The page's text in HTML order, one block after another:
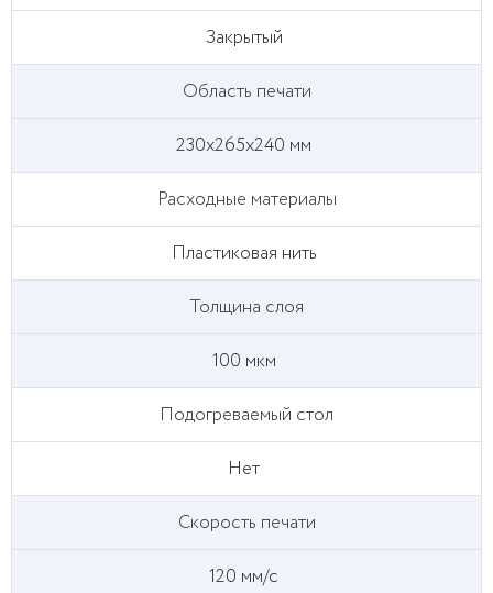
Закрытый
Область печати
230x265x240 мм
Расходные материалы
Пластиковая нить
Толщина слоя
100 мкм
Подогреваемый стол
Нет
Скорость печати
120 мм/с